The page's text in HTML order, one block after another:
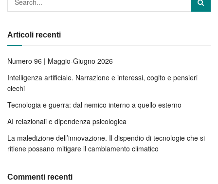
Articoli recenti
Numero 96 | Maggio-Giugno 2026
Intelligenza artificiale. Narrazione e interessi, cogito e pensieri
ciechi
Tecnologia e guerra: dal nemico interno a quello esterno
AI relazionali e dipendenza psicologica
La maledizione dell’innovazione. Il dispendio di tecnologie che si
ritiene possano mitigare il cambiamento climatico
Commenti recenti